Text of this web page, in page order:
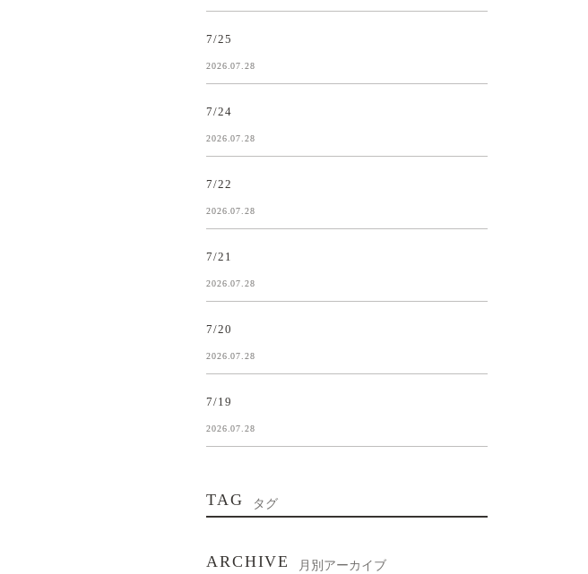
7/25
2026.07.28
7/24
2026.07.28
7/22
2026.07.28
7/21
2026.07.28
7/20
2026.07.28
7/19
2026.07.28
TAG タグ
ARCHIVE 月別アーカイブ